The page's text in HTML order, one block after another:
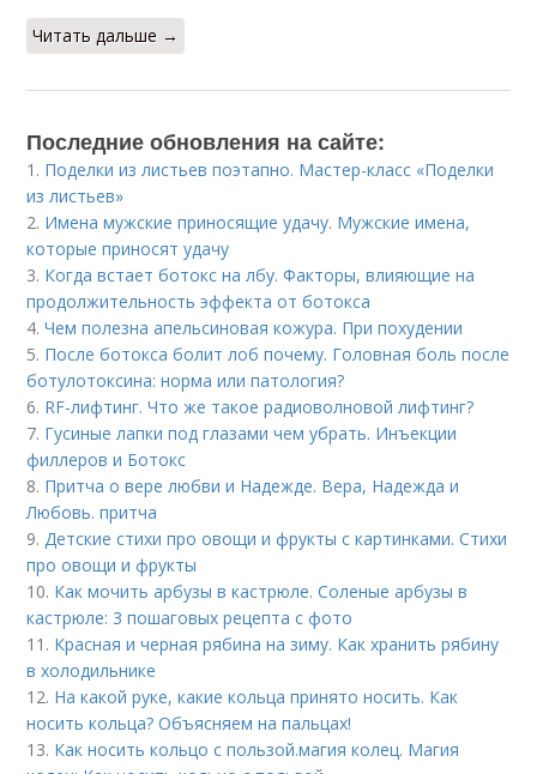
Читать дальше →
Последние обновления на сайте:
1. Поделки из листьев поэтапно. Мастер-класс «Поделки
из листьев»
2. Имена мужские приносящие удачу. Мужские имена,
которые приносят удачу
3. Когда встает ботокс на лбу. Факторы, влияющие на
продолжительность эффекта от ботокса
4.Чем полезна апельсиновая кожура. При похудении
5. После ботокса болит лоб почему. Головная боль после
ботулотоксина: норма или патология?
6. RF-лифтинг. Что же такое радиоволновой лифтинг?
7. Гусиные лапки под глазами чем убрать. Инъекции
филлеров и Ботокс
8. Притча о вере любви и Надежде. Вера, Надежда и
Любовь. притча
9.Детские стихи про овощи и фрукты с картинками. Стихи
про овощи и фрукты
10. Как мочить арбузы в кастрюле. Соленые арбузы в
кастрюле: 3 пошаговых рецепта с фото
11. Красная и черная рябина на зиму. Как хранить рябину
в холодильнике
12. На какой руке, какие кольца принято носить. Как
носить кольца? Объясняем на пальцах!
13. Как носить кольцо с пользой. магия колец. Магия